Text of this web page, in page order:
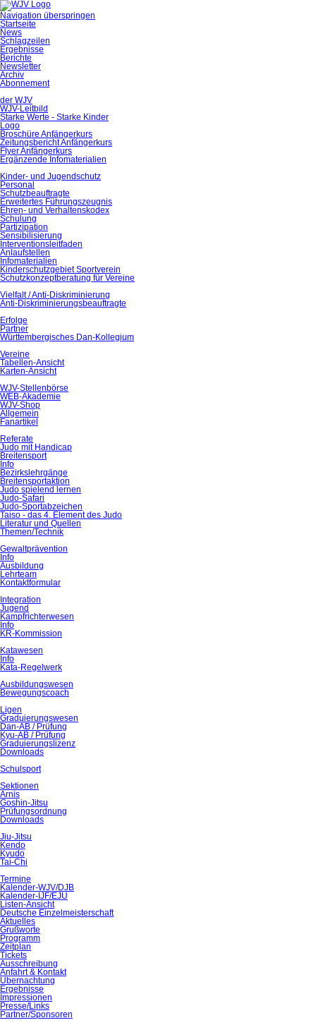
Navigation überspringen
Startseite
News
Schlagzeilen
Ergebnisse
Berichte
Newsletter
Archiv
Abonnement
der WJV
WJV-Leitbild
Starke Werte - Starke Kinder
Logo
Broschüre Anfängerkurs
Zeitungsbericht Anfängerkurs
Flyer Anfängerkurs
Ergänzende Infomaterialien
Kinder- und Jugendschutz
Personal
Schutzbeauftragte
Erweitertes Führungszeugnis
Ehren- und Verhaltenskodex
Schulung
Partizipation
Sensibilisierung
Interventionsleitfaden
Anlaufstellen
Infomaterialien
Kinderschutzgebiet Sportverein
Schutzkonzeptberatung für Vereine
Vielfalt / Anti-Diskriminierung
Anti-Diskriminierungsbeauftragte
Erfolge
Partner
Württembergisches Dan-Kollegium
Vereine
Tabellen-Ansicht
Karten-Ansicht
WJV-Stellenbörse
WEB-Akademie
WJV-Shop
Allgemein
Fanartikel
Referate
Judo mit Handicap
Breitensport
Info
Bezirkslehrgänge
Breitensportaktion
Judo spielend lernen
Judo-Safari
Judo-Sportabzeichen
Taiso - das 4. Element des Judo
Literatur und Quellen
Themen/Technik
Gewaltprävention
Info
Ausbildung
Lehrteam
Kontaktformular
Integration
Jugend
Kampfrichterwesen
Info
KR-Kommission
Katawesen
Info
Kata-Regelwerk
Ausbildungswesen
Bewegungscoach
Ligen
Graduierungswesen
Dan-AB / Prüfung
Kyu-AB / Prüfung
Graduierungslizenz
Downloads
Schulsport
Sektionen
Arnis
Goshin-Jitsu
Prüfungsordnung
Downloads
Jiu-Jitsu
Kendo
Kyudo
Tai-Chi
Termine
Kalender-WJV/DJB
Kalender-IJF/EJU
Listen-Ansicht
Deutsche Einzelmeisterschaft
Aktuelles
Grußworte
Programm
Zeitplan
Tickets
Ausschreibung
Anfahrt & Kontakt
Übernachtung
Ergebnisse
Impressionen
Presse/Links
Partner/Sponsoren